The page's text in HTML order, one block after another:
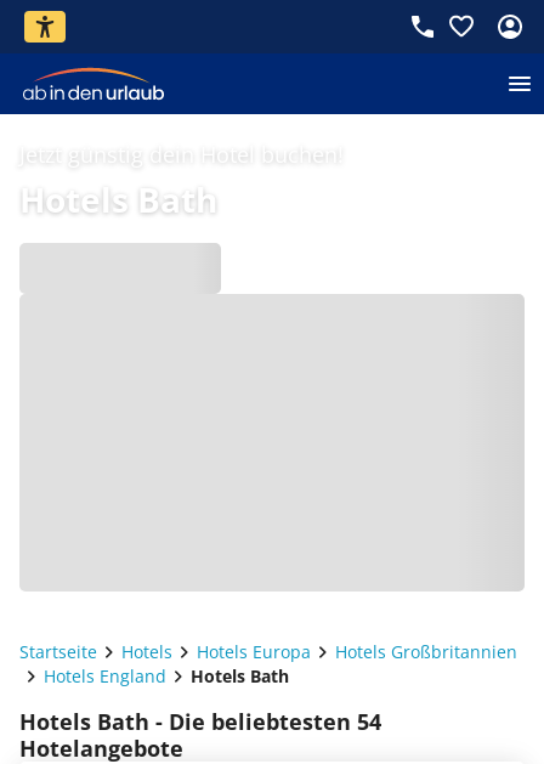
Jetzt günstig dein Hotel buchen!
Hotels Bath
Startseite Hotels Hotels Europa
Hotels Großbritannien
Hotels England
Hotels Bath
Hotels Bath - Die beliebtesten 54
Hotelangebote